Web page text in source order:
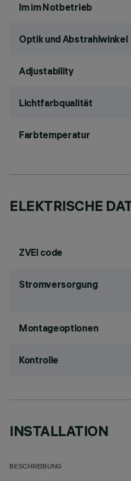
lm im Notbetrieb
Optik und Abstrahlwinkel
Adjustability
Lichtfarbqualität
Farbtemperatur
ELEKTRISCHE
ZVEI code
Stromversorgung
Montageoptionen
Kontrolle
INSTALLATION
BESCHREIBUNG